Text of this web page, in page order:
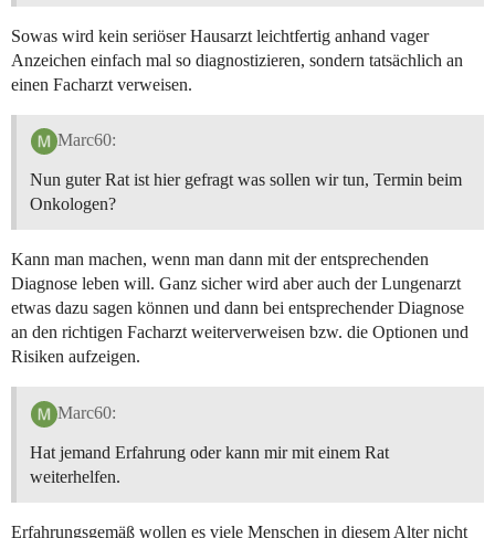
Sowas wird kein seriöser Hausarzt leichtfertig anhand vager
Anzeichen einfach mal so diagnostizieren, sondern tatsächlich an
einen Facharzt verweisen.
Marc60:
Nun guter Rat ist hier gefragt was sollen wir tun, Termin beim
Onkologen?
Kann man machen, wenn man dann mit der entsprechenden
Diagnose leben will. Ganz sicher wird aber auch der Lungenarzt
etwas dazu sagen können und dann bei entsprechender Diagnose
an den richtigen Facharzt weiterverweisen bzw. die Optionen und
Risiken aufzeigen.
Marc60:
Hat jemand Erfahrung oder kann mir mit einem Rat
weiterhelfen.
Erfahrungsgemäß wollen es viele Menschen in diesem Alter nicht